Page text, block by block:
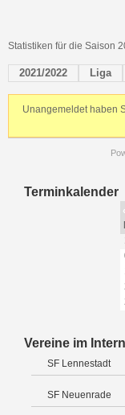
Statistiken für die Saison
2021/2022 Liga
Unangemeldet haben
Terminkalender
Vereine im
SF Lennestadt
SF Neuenrade